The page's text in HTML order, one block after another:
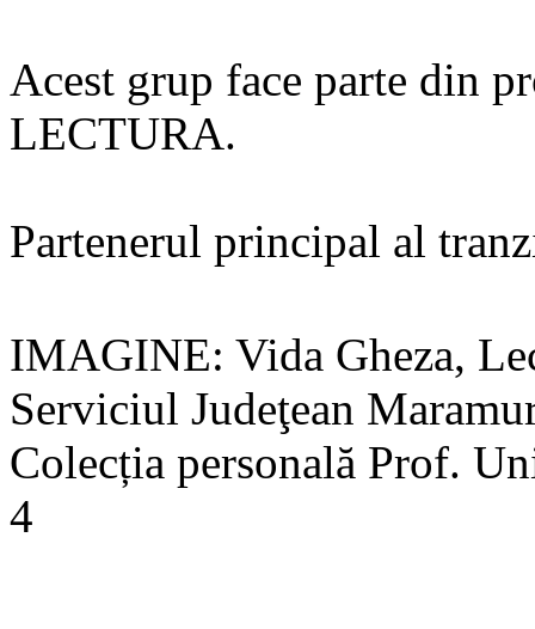
Acest grup face parte din
LECTURA.
Partenerul principal al
IMAGINE: Vida Gheza,
Serviciul Judeţean
Colecția personală Prof.
4